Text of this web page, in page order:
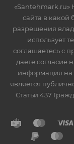
«Santehmark.ru»
сайта в какой
разрешения
использует
соглашаетесь с
даете согласие
информация на
является
Статьи 437